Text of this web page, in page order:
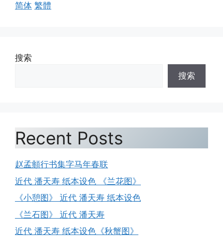
简体 繁體
搜索
搜索
Recent Posts
赵孟頫行书集字马年春联
近代 潘天寿 纸本设色 《兰花图》
《小憩图》 近代 潘天寿 纸本设色
《兰石图》 近代 潘天寿
近代 潘天寿 纸本设色《秋蟹图》